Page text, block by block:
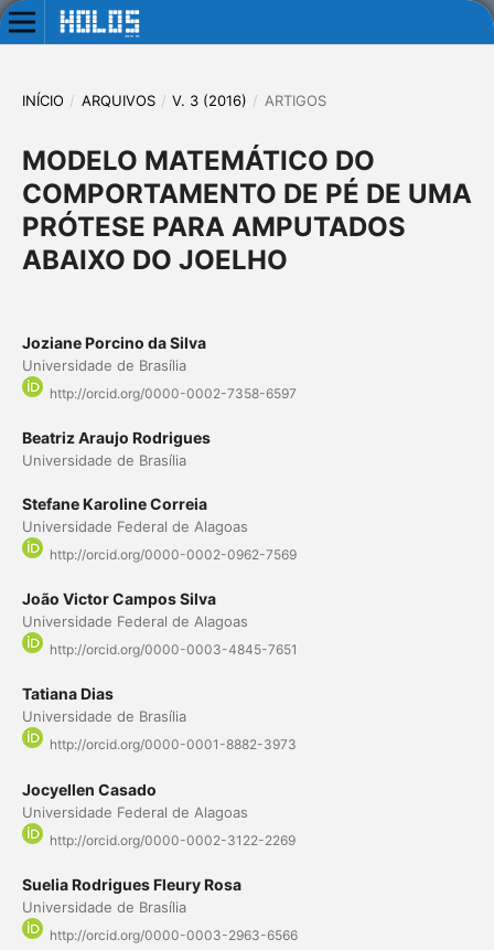
INÍCIO / ARQUIVOS / V. 3 (2016) / ARTIGOS
MODELO MATEMÁTICO DO
COMPORTAMENTO DE PÉ DE UMA
PRÓTESE PARA AMPUTADOS
ABAIXO DO JOELHO
Joziane Porcino da Silva
Universidade de Brasília
http://orcid.org/0000-0002-7358-6597
Beatriz Araujo Rodrigues
Universidade de Brasília
Stefane Karoline Correia
Universidade Federal de Alagoas
http://orcid.org/0000-0002-0962-7569
João Victor Campos Silva
Universidade Federal de Alagoas
http://orcid.org/0000-0003-4845-7651
Tatiana Dias
Universidade de Brasília
http://orcid.org/0000-0001-8882-3973
Jocyellen Casado
Universidade Federal de Alagoas
http://orcid.org/0000-0002-3122-2269
Suelia Rodrigues Fleury Rosa
Universidade de Brasília
http://orcid.org/0000-0003-2963-6566